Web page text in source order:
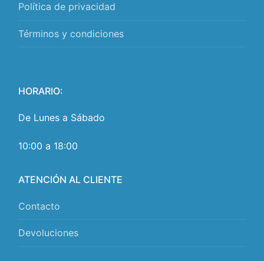
Política de privacidad
Términos y condiciones
HORARIO:
De Lunes a Sábado
10:00 a 18:00
ATENCIÓN AL CLIENTE
Contacto
Devoluciones